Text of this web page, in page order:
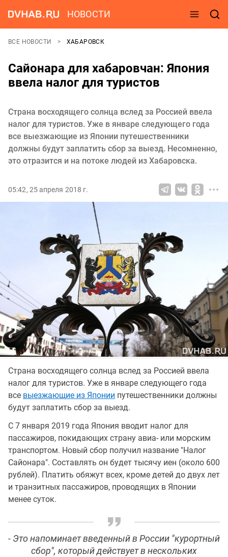
НОВОСТИ
ВСЕ НОВОСТИ ХАБАРОВСК
Сайонара для хабаровчан: Япония
ввела налог для туристов
Страна восходящего солнца вслед за Россией ввела
налог для туристов. Уже в январе следующего года
все выезжающие из Японии путешественники
должны будут заплатить сбор за выезд. Несомненно,
это отразится и на потоке людей из Хабаровска.
05:42, 25 апреля 2018 г.
Страна восходящего солнца вслед за Россией ввела
налог для туристов. Уже в январе следующего года
все выезжающие из Японии путешественники должны
будут заплатить сбор за выезд.
С 7 января 2019 года Япония вводит налог для
пассажиров, покидающих страну авиа- или морским
транспортом. Новый сбор получил название "Налог
Сайонара". Составлять он будет тысячу иен (около 600
рублей). Платить обяжут всех, кроме детей до двух лет
и транзитных пассажиров, проводящих в Японии
менее суток.
- Это напоминает введенный в России "курортный
сбор", который действует в нескольких